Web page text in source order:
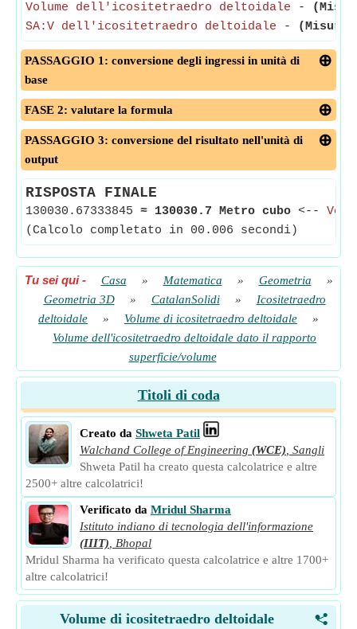
Volume dell'icositetraedro deltoidale -
SA:V dell'icositetraedro deltoidale -
PASSAGGIO 1: conversione degli ingressi in unità di
base
FASE 2: valutare la formula
PASSAGGIO 3: conversione del risultato nell'unità di
output
RISPOSTA FINALE
130030.67333845 ≈ 130030.7 Metro cubo <--
(Calcolo completato in 00.006 secondi)
Tu sei qui- Casa » Matematica » Geometria
»
Geometria 3D
» CatalanSolidi »
Icositetraedro
deltoidale
» Volume di icositetraedro deltoidale
»
Volume dell'icositetraedro deltoidale dato il rapporto
superficie/volume
Titoli di coda
Creato da Shweta Patil
Walchand College of Engineering (WCE) Sangli
Shweta Patil ha creato questa calcolatrice e altre
2500+ altre calcolatrici!
Verificato da Mridul Sharma
Istituto indiano di tecnologia dell'informazione
(IIIT)
Bhopal
Mridul Sharma ha verificato questa calcolatrice e altre 1700+
altre calcolatrici!
<
Volume di icositetraedro deltoidale